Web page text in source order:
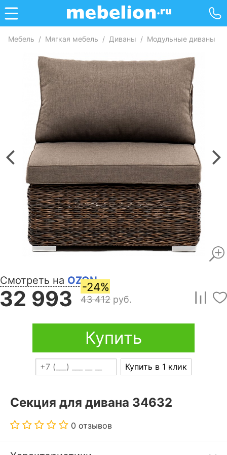
Мебель / Мягкая мебель / Диваны / Модульные диваны
Смотреть на OZON
32 993 -24%
43 412 руб.
Купить
Купить в 1 клик
Секция для дивана 34632
0 отзывов